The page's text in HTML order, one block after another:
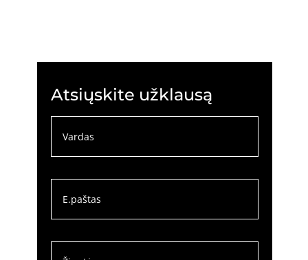
Atsiųskite užklausą